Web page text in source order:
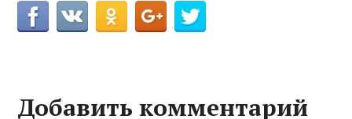
Добавить комментарий